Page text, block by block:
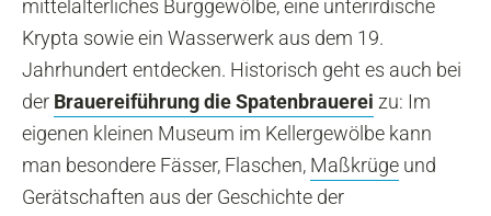
mittelalterliches Burggewölbe, eine unterirdische
Krypta sowie ein Wasserwerk aus dem 19.
Jahrhundert entdecken. Historisch geht es auch bei
der Brauereiführung die Spatenbrauerei zu: Im
eigenen kleinen Museum im Kellergewölbe kann
man besondere Fässer, Flaschen, Maßkrüge und
Gerätschaften aus der Geschichte der